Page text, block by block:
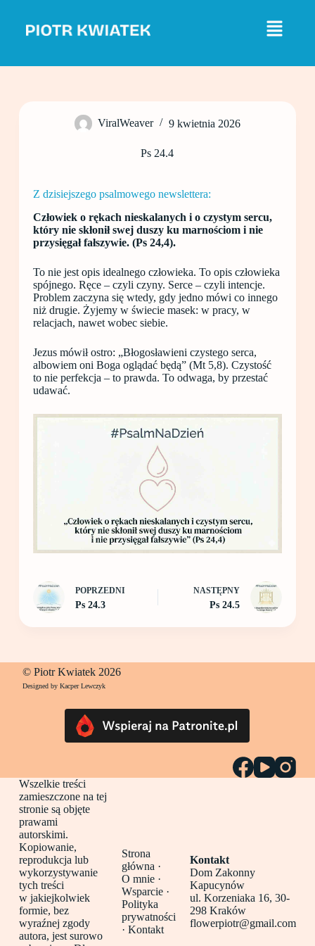
j
ViralWeaver 9 kwietnia 2026
Ps 24.4
Z dzisiejszego psalmowego newslettera:
Człowiek o rękach nieskalanych i o czystym sercu,
który nie skłonił swej duszy ku marnościom i nie
przysięgał fałszywie. (Ps 24,4).
To nie jest opis idealnego człowieka. To opis człowieka
spójnego. Ręce – czyli czyny. Serce – czyli intencje.
Problem zaczyna się wtedy, gdy jedno mówi co innego
niż drugie. Żyjemy w świecie masek: w pracy, w
relacjach, nawet wobec siebie.
Jezus mówił ostro: „Błogosławieni czystego serca,
albowiem oni Boga oglądać będą” (Mt 5,8). Czystość
to nie perfekcja – to prawda. To odwaga, by przestać
udawać.
POPRZEDNI
Ps 24.3
NASTĘPNY
Ps 24.5
© Piotr Kwiatek 2026
Designed by Kacper Lewczyk
Wszelkie treści
zamieszczone na tej
stronie są objęte
prawami
autorskimi.
Kopiowanie,
reprodukcja lub
wykorzystywanie
tych treści
w jakiejkolwiek
formie, bez
wyraźnej zgody
autora, jest surowo
Strona
główna ·
O mnie ·
Wsparcie ·
Polityka
prywatności
·Kontakt
Kontakt
Dom Zakonny
Kapucynów
ul. Korzeniaka 16, 30-
298 Kraków
flowerpiotr@gmail.com